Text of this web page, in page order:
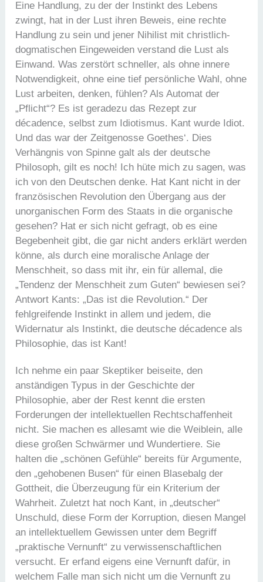
Eine Handlung, zu der der Instinkt des Lebens
zwingt, hat in der Lust ihren Beweis, eine rechte
Handlung zu sein und jener Nihilist mit christlich-
dogmatischen Eingeweiden verstand die Lust als
Einwand. Was zerstört schneller, als ohne innere
Notwendigkeit, ohne eine tief persönliche Wahl, ohne
Lust arbeiten, denken, fühlen? Als Automat der
„Pflicht“? Es ist geradezu das Rezept zur
décadence, selbst zum Idiotismus. Kant wurde Idiot.
Und das war der Zeitgenosse Goethes‘. Dies
Verhängnis von Spinne galt als der deutsche
Philosoph, gilt es noch! Ich hüte mich zu sagen, was
ich von den Deutschen denke. Hat Kant nicht in der
französischen Revolution den Übergang aus der
unorganischen Form des Staats in die organische
gesehen? Hat er sich nicht gefragt, ob es eine
Begebenheit gibt, die gar nicht anders erklärt werden
könne, als durch eine moralische Anlage der
Menschheit, so dass mit ihr, ein für allemal, die
„Tendenz der Menschheit zum Guten“ bewiesen sei?
Antwort Kants: „Das ist die Revolution.“ Der
fehlgreifende Instinkt in allem und jedem, die
Widernatur als Instinkt, die deutsche décadence als
Philosophie, das ist Kant!
Ich nehme ein paar Skeptiker beiseite, den
anständigen Typus in der Geschichte der
Philosophie, aber der Rest kennt die ersten
Forderungen der intellektuellen Rechtschaffenheit
nicht. Sie machen es allesamt wie die Weiblein, alle
diese großen Schwärmer und Wundertiere. Sie
halten die „schönen Gefühle“ bereits für Argumente,
den „gehobenen Busen“ für einen Blasebalg der
Gottheit, die Überzeugung für ein Kriterium der
Wahrheit. Zuletzt hat noch Kant, in „deutscher“
Unschuld, diese Form der Korruption, diesen Mangel
an intellektuellem Gewissen unter dem Begriff
„praktische Vernunft“ zu verwissenschaftlichen
versucht. Er erfand eigens eine Vernunft dafür, in
welchem Falle man sich nicht um die Vernunft zu